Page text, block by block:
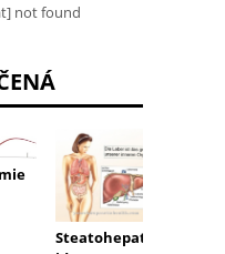
not found
Steatohepatit